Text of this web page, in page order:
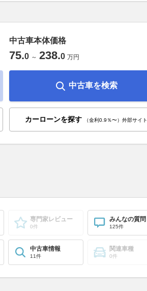
中古車本体価格
75.0 ～ 238.0 万円
中古車を検索
カーローンを探す （金利0.9％〜）外部サイト
専門家レビュー
0件
みんなの質問
125件
中古車情報
11件
関連車種
0件